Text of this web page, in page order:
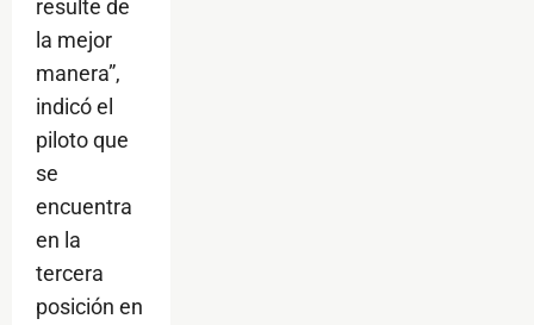
resulte de
la mejor
manera”,
indicó el
piloto que
se
encuentra
en la
tercera
posición en